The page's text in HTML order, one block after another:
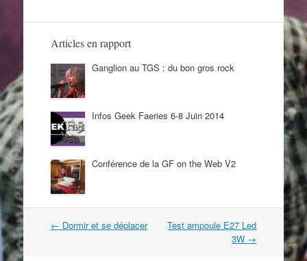
Articles en rapport
Ganglion au TGS : du bon gros rock
Infos Geek Faeries 6-8 Juin 2014
Conférence de la GF on the Web V2
Navigation
← Dormir et se déplacer
Test ampoule E27 Led
3W →